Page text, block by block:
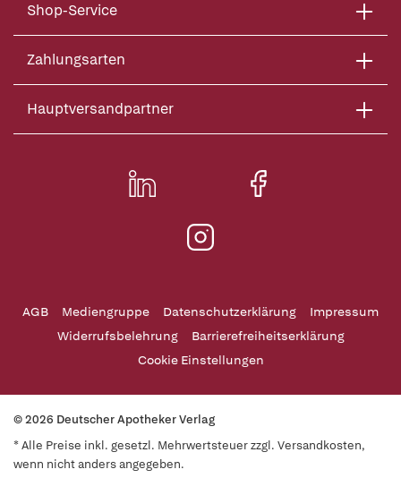
Shop-Service
Zahlungsarten
Hauptversandpartner
AGB Mediengruppe Datenschutzerklärung
Impressum
Widerrufsbelehrung
Barrierefreiheitserklärung
Cookie Einstellungen
© 2026 Deutscher Apotheker Verlag
* Alle Preise inkl. gesetzl. Mehrwertsteuer zzgl. Versandkosten,
wenn nicht anders angegeben.